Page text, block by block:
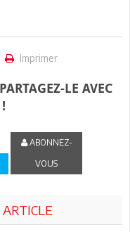
Imprimer
LE AVEC
ABONNEZ-
VOUS